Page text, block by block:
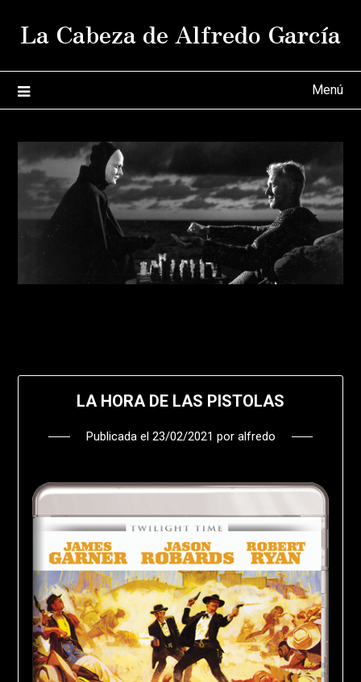
La Cabeza de Alfredo García
Menú
LA HORA DE LAS PISTOLAS
Publicada el 23/02/2021 por alfredo